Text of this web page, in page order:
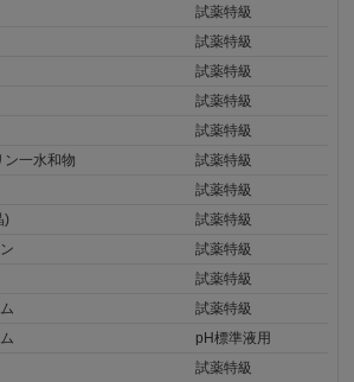
試薬特級
試薬特級
試薬特級
試薬特級
試薬特級
ン一水和物
試薬特級
試薬特級
)
試薬特級
試薬特級
試薬特級
試薬特級
pH標準液用
試薬特級